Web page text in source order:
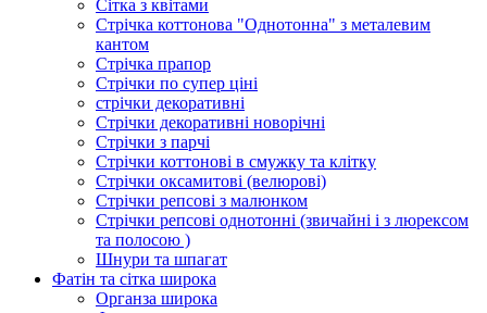
Сітка з квітами
Стрічка коттонова "Однотонна" з металевим
кантом
Стрічка прапор
Стрічки по супер ціні
стрічки декоративні
Стрічки декоративні новорічні
Стрічки з парчі
Стрічки коттонові в смужку та клітку
Стрічки оксамитові (велюрові)
Стрічки репсові з малюнком
Стрічки репсові однотонні (звичайні і з люрексом
та полосою )
Шнури та шпагат
Фатін та сітка широка
Органза широка